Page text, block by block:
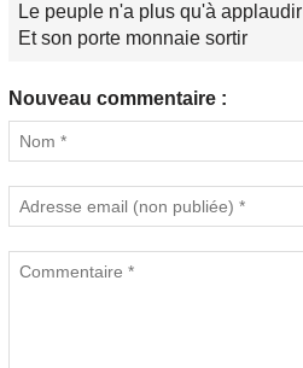
Le peuple n'a plus qu'à applaudir
Et son porte monnaie sortir
Nouveau commentaire :